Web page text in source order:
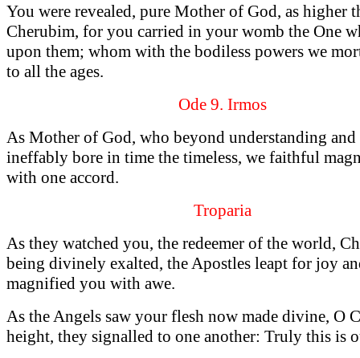
You were revealed, pure Mother of God, as higher
Cherubim, for you carried in your womb the One
upon them; whom with the bodiless powers we
to all the ages.
Ode 9. Irmos
As Mother of God, who beyond understanding and
ineffably bore in time the timeless, we faithful
with one accord.
Troparia
As they watched you, the redeemer of the world,
being divinely exalted, the Apostles leapt for joy
magnified you with awe.
As the Angels saw your flesh now made divine, O
height, they signalled to one another: Truly this is